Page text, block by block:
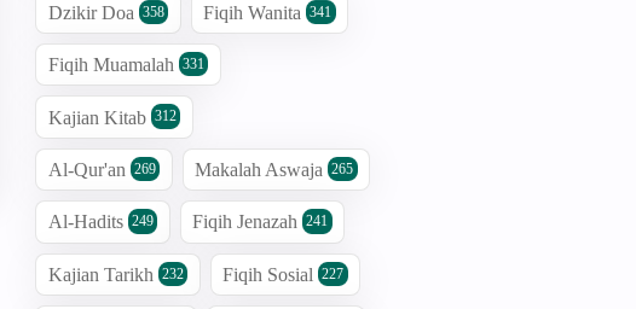
Dzikir Doa 358 Fiqih Wanita 341
Fiqih Muamalah 331
Kajian Kitab 312
Al-Qur'an 269 Makalah Aswaja 265
Al-Hadits 249 Fiqih Jenazah 241
Kajian Tarikh 232 Fiqih Sosial 227